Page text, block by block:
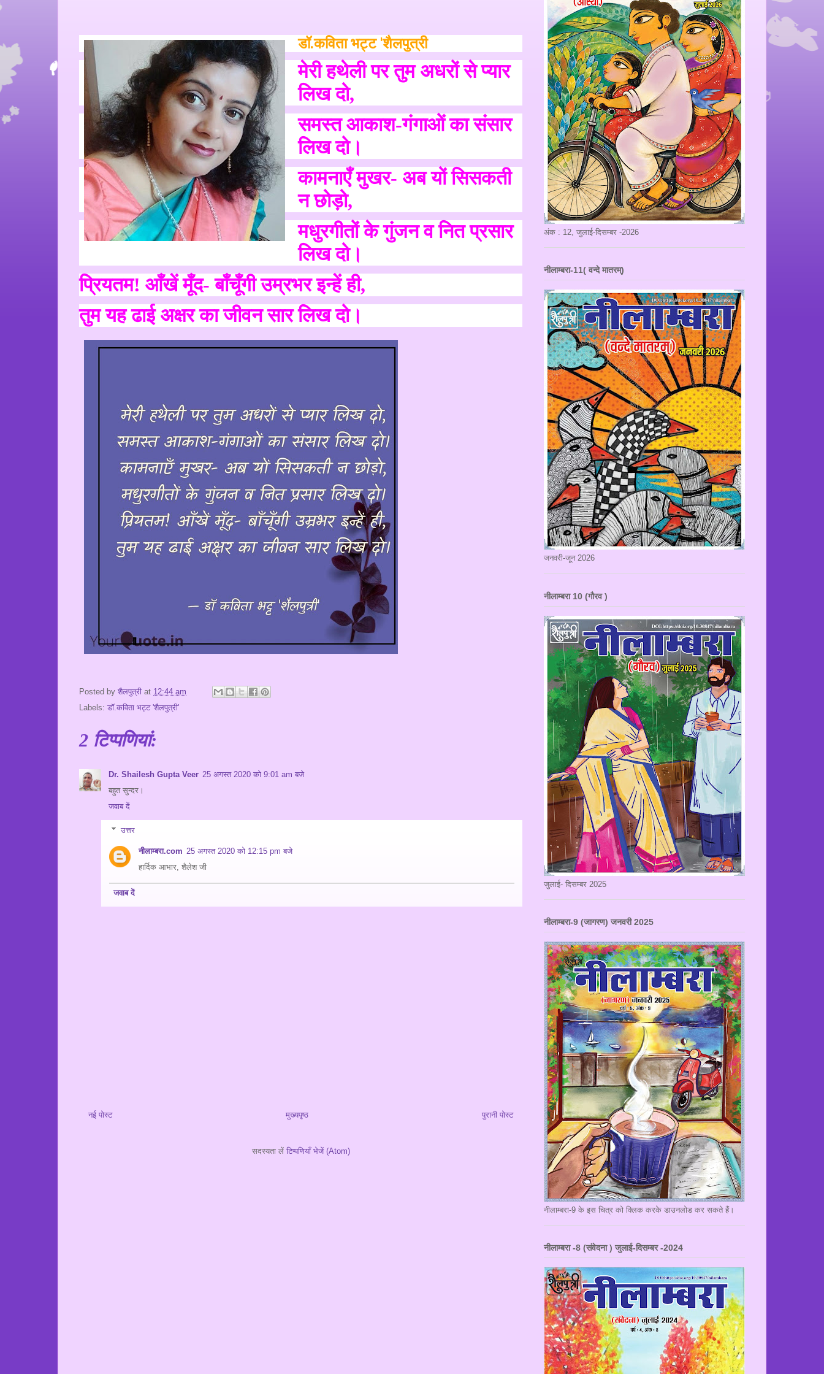
डॉ.कविता भट्ट 'शैलपुत्री
मेरी हथेली पर तुम अधरों से प्यार
लिख दो,
समस्त आकाश-गंगाओं का संसार
लिख दो।
कामनाएँ मुखर- अब यों सिसकती
न छोड़ो,
मधुरगीतों के गुंजन व नित प्रसार
लिख दो।
प्रियतम! आँखें मूँद- बाँचूँगी उम्रभर इन्हें ही,
तुम यह ढाई अक्षर का जीवन सार लिख दो।
Posted by शैलपुत्री at 12:44 am
Labels: डॉ.कविता भट्ट 'शैलपुत्री'
2 टिप्‍पणियां:
Dr. Shailesh Gupta Veer 25 अगस्त 2020 को 9:01 am बजे
बहुत सुन्दर।
जवाब दें
उत्तर
नीलाम्बरा.com 25 अगस्त 2020 को 12:15 pm बजे
हार्दिक आभार, शैलेश जी
जवाब दें
नई पोस्ट पुरानी पोस्ट
मुख्यपृष्ठ
सदस्यता लें टिप्पणियाँ भेजें (Atom)
अंक : 12, जुलाई-दिसम्बर -2026
नीलाम्बरा-11( वन्दे मातरम्)
जनवरी-जून 2026
नीलाम्बरा 10 (गौरव )
जुलाई- दिसम्बर 2025
नीलाम्बरा-9 (जागरण) जनवरी 2025
नीलाम्बरा-9 के इस चित्र को क्लिक करके डाउनलोड कर सकते हैं।
नीलाम्बरा -8 (संवेदना ) जुलाई-दिसम्बर -2024